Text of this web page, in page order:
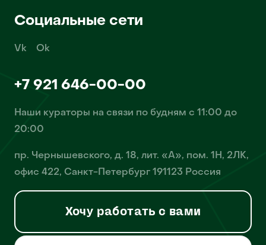
Социальные сети
Vk Ok
+7 921 646-00-00
Наши кураторы на связи по будням с 11:00 до
20:00
пр. Чернышевского, д. 18, лит. «А», пом. 1Н, 2ЛК,
офис 422, Санкт-Петербург 191123 Россия
Хочу работать с вами